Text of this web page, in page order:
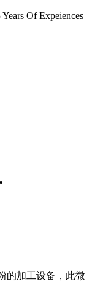
Of Expeiences
的加工设备，此微